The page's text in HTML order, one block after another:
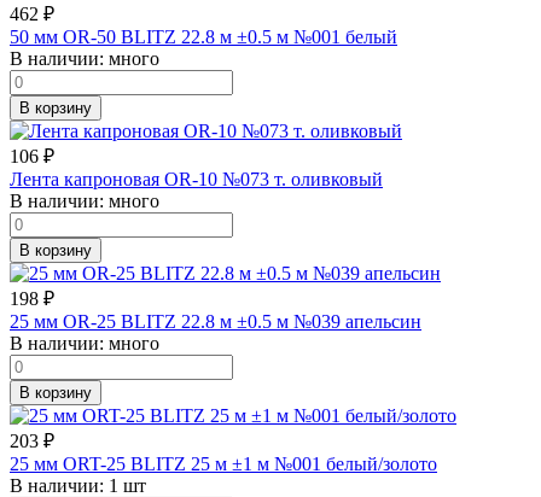
462 ₽
50 мм OR-50 BLITZ 22.8 м ±0.5 м №001 белый
В наличии: много
В корзину
106 ₽
Лента капроновая OR-10 №073 т. оливковый
В наличии: много
В корзину
198 ₽
25 мм OR-25 BLITZ 22.8 м ±0.5 м №039 апельсин
В наличии: много
В корзину
203 ₽
25 мм ORT-25 BLITZ 25 м ±1 м №001 белый/золото
В наличии: 1 шт